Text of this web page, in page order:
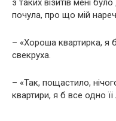
з таких візитів мені
почула, про що мій
– «Хороша квартирка, я
свекруха.
– «Так, пощастило,
квартири, я б все одно